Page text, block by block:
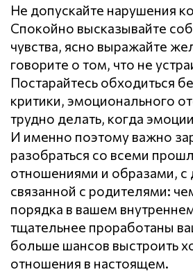
Не допускайте нарушения
Спокойно высказывайте
чувства, ясно выражайте
говорите о том, что не
Постарайтесь обходиться
критики, эмоционального
трудно делать, когда
И именно поэтому важно
разобраться со всеми
отношениями и образами, с
связанной с родителями:
порядка в вашем
тщательнее проработаны
больше шансов выстроить
отношения в настоящем.